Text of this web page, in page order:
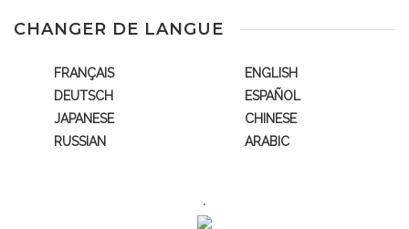
CHANGER DE LANGUE
FRANÇAIS
ENGLISH
DEUTSCH
ESPAÑOL
JAPANESE
CHINESE
RUSSIAN
ARABIC
.